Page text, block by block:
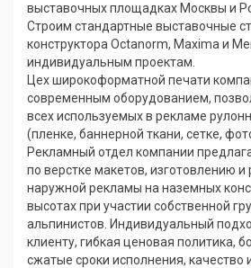
выставочных площадках Москвы и
Строим стандартные выставочные
конструктора Octanorm, Maxima и
индивидуальным проектам.
Цех широкоформатной печати
современным оборудованием,
всех используемых в рекламе
(пленке, баннерной ткани, сетке,
Рекламный отдел компании
по верстке макетов, изготовлению
наружной рекламы на наземных
высотах при участии собственной
альпинистов. Индивидуальный
клиенту, гибкая ценовая политика,
сжатые сроки исполнения, качество